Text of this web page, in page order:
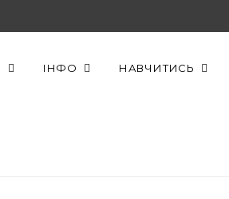
ІНФО НАВЧИТИСЬ